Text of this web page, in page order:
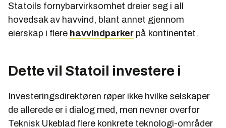
Statoils fornybarvirksomhet dreier seg i all
hovedsak av havvind, blant annet gjennom
eierskap i flere havvindparker på kontinentet.
Dette vil Statoil investere i
Investeringsdirektøren røper ikke hvilke selskaper
de allerede er i dialog med, men nevner overfor
Teknisk Ukeblad flere konkrete teknologi-områder